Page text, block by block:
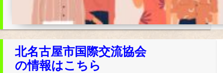
北名古屋市国際交流協会
の情報はこちら